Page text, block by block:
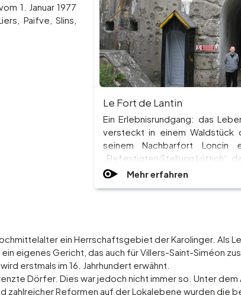
Le Fort de Lantin
Ein Erlebnisrundgang: das
versteckt in einem Waldstück
seinem Nachbarfort
„Befestigten Stellung Lüttich“,
Mehr erfahren
1. Januar 1977
Paifve, Slins,
ein Herrschaftsgebiet der Karolinger. Als
eigenes Gericht, das auch für Villers-Saint-Siméon
wird erstmals im 16. Jahrhundert erwähnt.
Dörfer. Dies war jedoch nicht immer so. Unter
zahlreicher Reformen auf der Lokalebene wurden die